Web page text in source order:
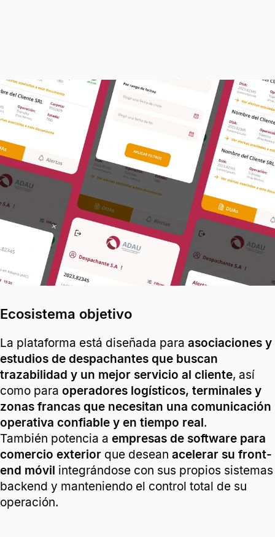
Ecosistema objetivo
La plataforma está diseñada para asociaciones y
estudios de despachantes que buscan
trazabilidad y un mejor servicio al cliente, así
como para operadores logísticos, terminales y
zonas francas que necesitan una comunicación
operativa confiable y en tiempo real.
También potencia a empresas de software para
comercio exterior que desean acelerar su front-
end móvil integrándose con sus propios sistemas
backend y manteniendo el control total de su
operación.